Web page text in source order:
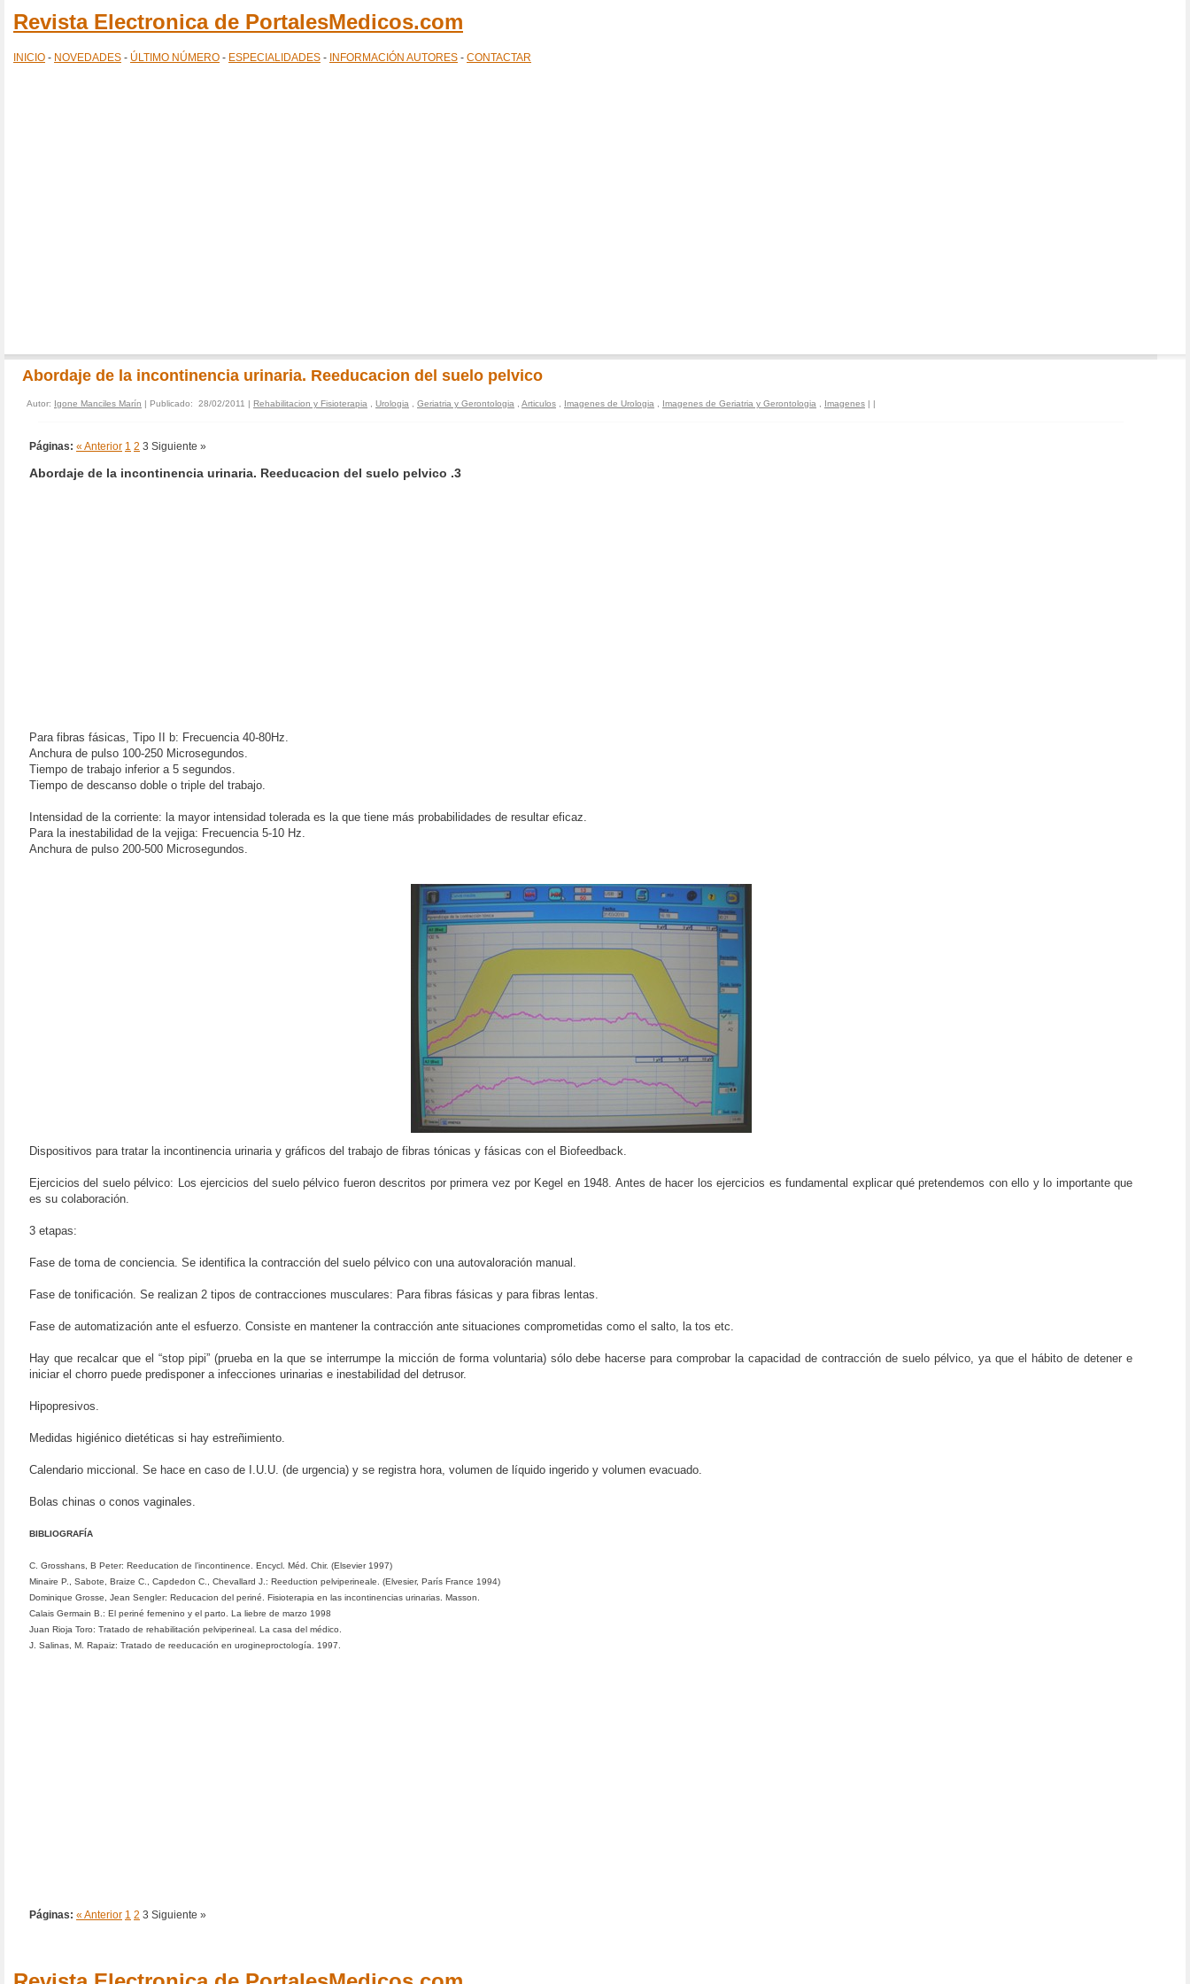
Revista Electronica de PortalesMedicos.com
INICIO - NOVEDADES - ÚLTIMO NÚMERO - ESPECIALIDADES - INFORMACIÓN AUTORES - CONTACTAR
Abordaje de la incontinencia urinaria. Reeducacion del suelo pelvico
Autor: Igone Manciles Marín | Publicado: 28/02/2011 | Rehabilitacion y Fisioterapia Urologia Geriatria y Gerontologia Articulos Imagenes de Urologia Imagenes de Geriatria y Gerontologia Imagenes | |
Páginas: « Anterior 1 2 3 Siguiente »
Abordaje de la incontinencia urinaria. Reeducacion del suelo pelvico .3
Para fibras fásicas, Tipo II b: Frecuencia 40-80Hz.
Anchura de pulso 100-250 Microsegundos.
Tiempo de trabajo inferior a 5 segundos.
Tiempo de descanso doble o triple del trabajo.
Intensidad de la corriente: la mayor intensidad tolerada es la que tiene más probabilidades de resultar eficaz.
Para la inestabilidad de la vejiga: Frecuencia 5-10 Hz.
Anchura de pulso 200-500 Microsegundos.
Dispositivos para tratar la incontinencia urinaria y gráficos del trabajo de fibras tónicas y fásicas con el Biofeedback.
Ejercicios del suelo pélvico: Los ejercicios del suelo pélvico fueron descritos por primera vez por Kegel en 1948. Antes de hacer los ejercicios es fundamental explicar qué pretendemos con ello y lo importante que
es su colaboración.
3 etapas:
Fase de toma de conciencia. Se identifica la contracción del suelo pélvico con una autovaloración manual.
Fase de tonificación. Se realizan 2 tipos de contracciones musculares: Para fibras fásicas y para fibras lentas.
Fase de automatización ante el esfuerzo. Consiste en mantener la contracción ante situaciones comprometidas como el salto, la tos etc.
Hay que recalcar que el “stop pipi” (prueba en la que se interrumpe la micción de forma voluntaria) sólo debe hacerse para comprobar la capacidad de contracción de suelo pélvico, ya que el hábito de detener e
iniciar el chorro puede predisponer a infecciones urinarias e inestabilidad del detrusor.
Hipopresivos.
Medidas higiénico dietéticas si hay estreñimiento.
Calendario miccional. Se hace en caso de I.U.U. (de urgencia) y se registra hora, volumen de líquido ingerido y volumen evacuado.
Bolas chinas o conos vaginales.
BIBLIOGRAFÍA
C. Grosshans, B Peter: Reeducation de l’incontinence. Encycl. Méd. Chir. (Elsevier 1997)
Minaire P., Sabote, Braize C., Capdedon C., Chevallard J.: Reeduction pelviperineale. (Elvesier, París France 1994)
Dominique Grosse, Jean Sengler: Reducacion del periné. Fisioterapia en las incontinencias urinarias. Masson.
Calais Germain B.: El periné femenino y el parto. La liebre de marzo 1998
Juan Rioja Toro: Tratado de rehabilitación pelviperineal. La casa del médico.
J. Salinas, M. Rapaiz: Tratado de reeducación en urogineproctología. 1997.
Páginas: « Anterior 1 2 3 Siguiente »